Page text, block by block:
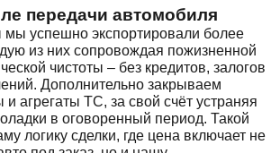
передачи автомобиля
успешно экспортировали более
из них сопровождая пожизненной
чистоты – без кредитов, залогов
Дополнительно закрываем
и агрегаты ТС, за свой счёт устраняя
в оговоренный период. Такой
логику сделки, где цена включает не